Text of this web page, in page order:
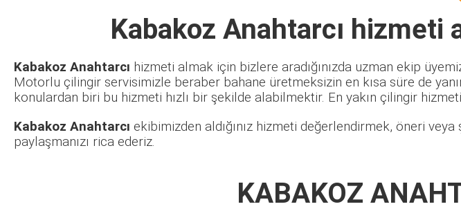
Kabakoz Anahtarcı hizmeti
Kabakoz Anahtarcı hizmeti almak için bizlere aradığınızda uzman ekip
Motorlu çilingir servisimizle beraber bahane üretmeksizin en kısa süre de
konulardan biri bu hizmeti hızlı bir şekilde alabilmektir. En yakın çilingir
Kabakoz Anahtarcı ekibimizden aldığınız hizmeti değerlendirmek, öneri
paylaşmanızı rica ederiz.
KABAKOZ